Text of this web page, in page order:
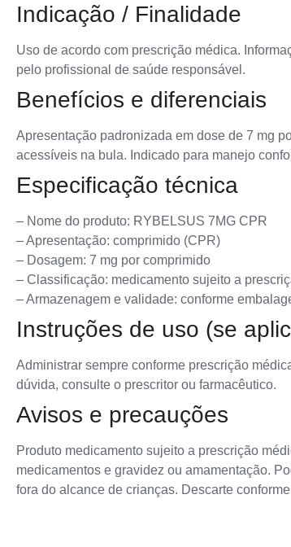
Indicação / Finalidade
Uso de acordo com prescrição médica.
pelo profissional de saúde responsável.
Benefícios e diferenciais
Apresentação padronizada em dose de 7 mg
acessíveis na bula. Indicado para manejo
Especificação técnica
– Nome do produto: RYBELSUS 7MG CPR
– Apresentação: comprimido (CPR)
– Dosagem: 7 mg por comprimido
– Classificação: medicamento sujeito a
– Armazenagem e validade: conforme
Instruções de uso (se
Administrar sempre conforme prescrição
dúvida, consulte o prescritor ou farmacêutico.
Avisos e precauções
Produto medicamento sujeito a prescrição
medicamentos e gravidez ou amamentação.
fora do alcance de crianças. Descarte